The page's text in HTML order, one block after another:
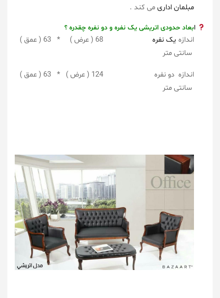
مبلمان اداریمی کند .
ابعاد حدودی اتریشی یک نفره و دو نفره چقدره ؟
اندازه یک نفره
68 ( عرض ) * 63 ( عمق )
سانتی متر
اندازه دو نفره 124 ( عرض ) * 63 ( عمق )
سانتی متر